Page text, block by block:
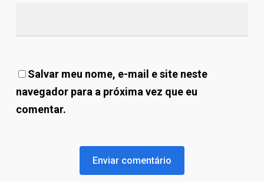
Salvar meu nome, e-mail e site neste
navegador para a próxima vez que eu
comentar.